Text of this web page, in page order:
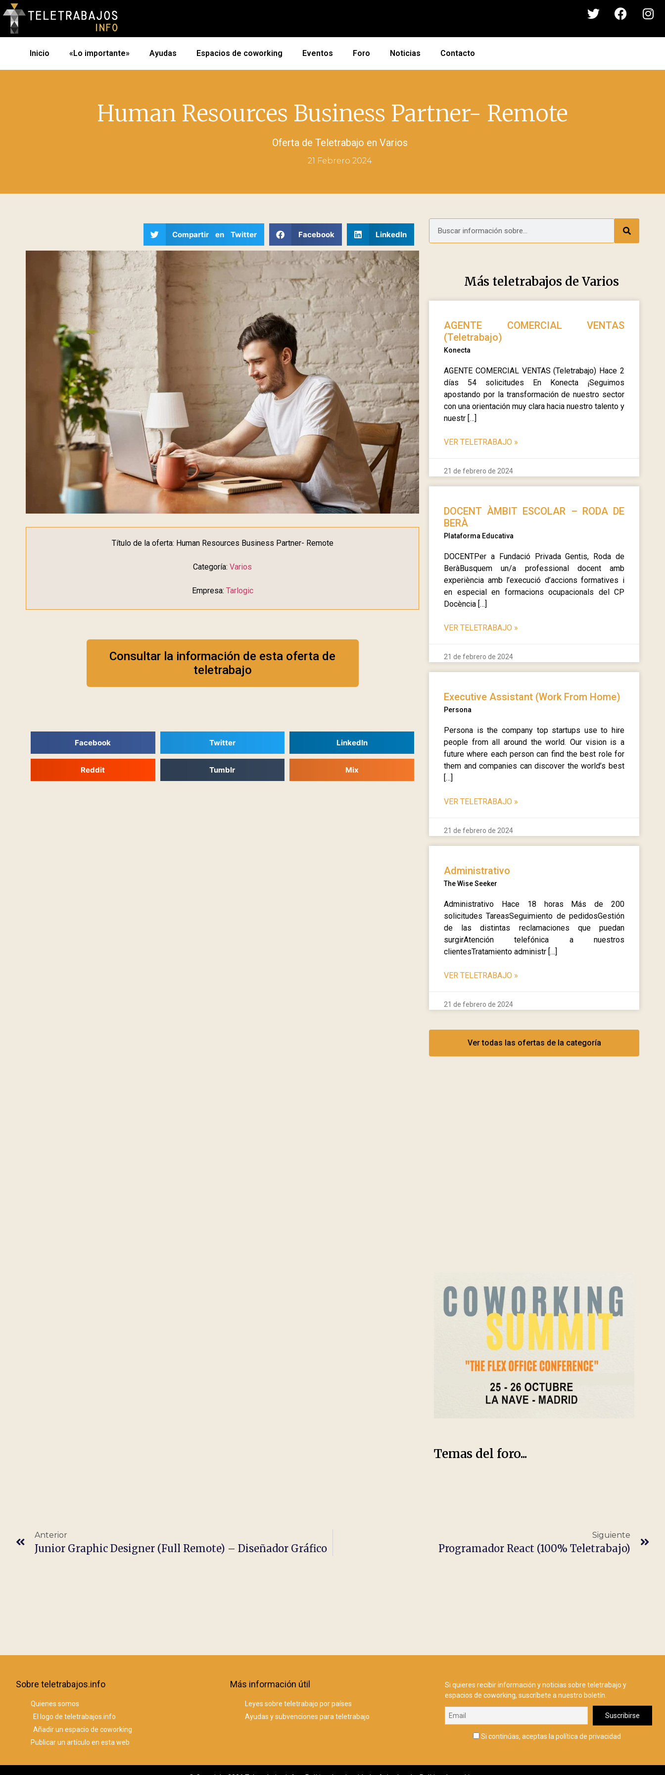
Inicio «Lo importante» Ayudas Espacios de coworking Eventos Foro Noticias Contacto
Human Resources Business Partner- Remote
Oferta de Teletrabajo en Varios
21 Febrero 2024
Compartir en Twitter Facebook LinkedIn
Título de la oferta: Human Resources Business Partner- Remote
Categoría: Varios
Empresa: Tarlogic
Consultar la información de esta oferta de
teletrabajo
Facebook Twitter LinkedIn
Reddit Tumblr Mix
Más teletrabajos deVarios
AGENTE COMERCIAL VENTAS
(Teletrabajo)
Konecta
AGENTE COMERCIAL VENTAS (Teletrabajo) Hace 2
días 54 solicitudes En Konecta ¡Seguimos
apostando por la transformación de nuestro sector
con una orientación muy clara hacia nuestro talento y
nuestr […]
VER TELETRABAJO »
21 de febrero de 2024
DOCENT ÀMBIT ESCOLAR – RODA DE
BERÀ
Plataforma Educativa
DOCENTPer a Fundació Privada Gentis, Roda de
BeràBusquem un/a professional docent amb
experiència amb l’execució d’accions formatives i
en especial en formacions ocupacionals del CP
Docència […]
VER TELETRABAJO »
21 de febrero de 2024
Executive Assistant (Work From Home)
Persona
Persona is the company top startups use to hire
people from all around the world. Our vision is a
future where each person can find the best role for
them and companies can discover the world’s best
[…]
VER TELETRABAJO »
21 de febrero de 2024
Administrativo
The Wise Seeker
Administrativo Hace 18 horas Más de 200
solicitudes TareasSeguimiento de pedidosGestión
de las distintas reclamaciones que puedan
surgirAtención telefónica a nuestros
clientesTratamiento administr […]
VER TELETRABAJO »
21 de febrero de 2024
Ver todas las ofertas de la categoría
Temas del foro...
Anterior
Junior Graphic Designer (Full Remote) – Diseñador Gráfico
Siguiente
Programador React (100% Teletrabajo)
Sobre teletrabajos.info
Quienes somos
El logo de teletrabajos.info
Añadir un espacio de coworking
Publicar un artículo en esta web
Más información útil
Leyes sobre teletrabajo por países
Ayudas y subvenciones para teletrabajo
Si quieres recibir información y noticias sobre teletrabajo y
espacios de coworking, suscríbete a nuestro boletín.
Si continúas, aceptas la política de privacidad